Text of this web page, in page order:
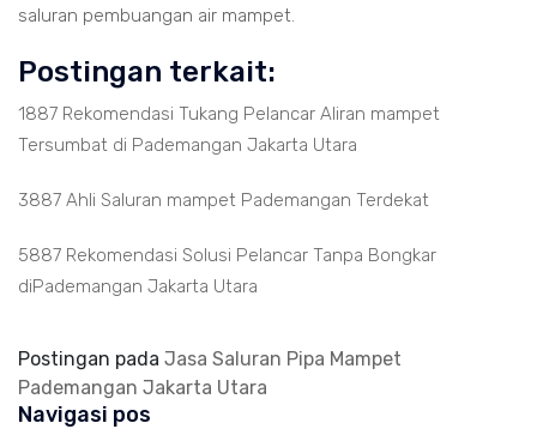
saluran pembuangan air mampet.
Postingan terkait:
1887 Rekomendasi Tukang Pelancar Aliran mampet
Tersumbat di Pademangan Jakarta Utara
3887 Ahli Saluran mampet Pademangan Terdekat
5887 Rekomendasi Solusi Pelancar Tanpa Bongkar
diPademangan Jakarta Utara
Postingan pada Jasa Saluran Pipa Mampet
Pademangan Jakarta Utara
Navigasi pos